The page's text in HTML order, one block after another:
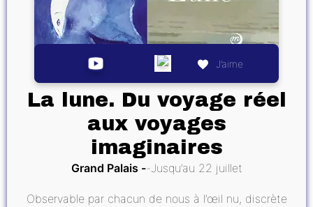
J’aime
La lune. Du voyage réel
aux voyages
imaginaires
Grand Palais Jusqu’au 22 juillet
Observable par chacun de nous à l’œil nu, discrète